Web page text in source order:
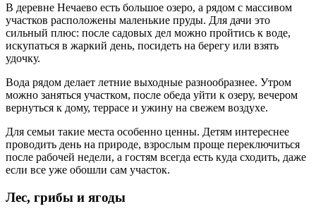
В деревне Нечаево есть большое озеро, а рядом с массивом
участков расположены маленькие пруды. Для дачи это
сильный плюс: после садовых дел можно пройтись к воде,
искупаться в жаркий день, посидеть на берегу или взять
удочку.
Вода рядом делает летние выходные разнообразнее. Утром
можно заняться участком, после обеда уйти к озеру, вечером
вернуться к дому, террасе и ужину на свежем воздухе.
Для семьи такие места особенно ценны. Детям интереснее
проводить день на природе, взрослым проще переключиться
после рабочей недели, а гостям всегда есть куда сходить, даже
если все уже обошли сам участок.
Лес, грибы и ягоды